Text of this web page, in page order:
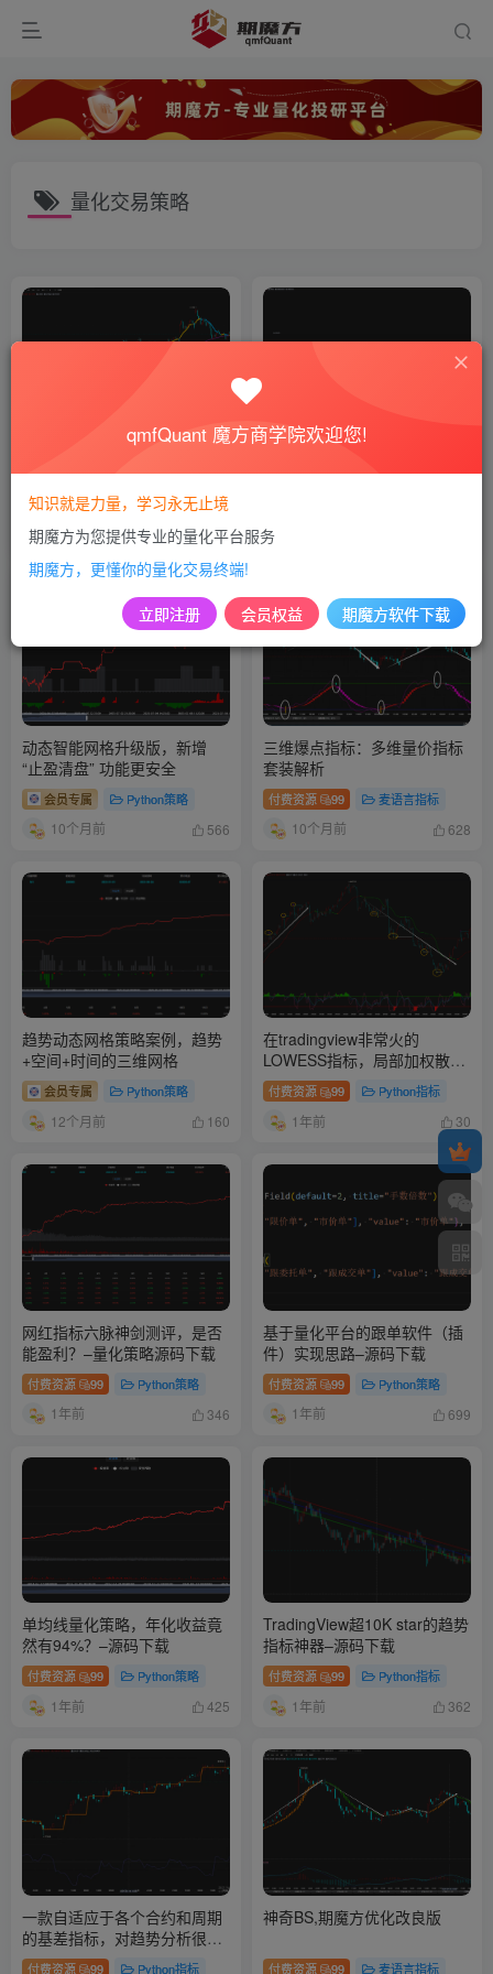
量化交易策略
标
付费资源 99 麦语言指标
10个月前 968
把交易信号做到极致
动态智能网格升级版，新增
“止盈清盘” 功能更安全
会员专属 Python策略
10个月前 566
三维爆点指标：多维量价指标
套装解析
付费资源 99 麦语言指标
10个月前 628
趋势动态网格策略案例，趋势
+空间+时间的三维网格
会员专属 Python策略
12个月前 160
在tradingview非常火的
LOWESS指标，局部加权散点
图平滑–源码下载
付费资源 99 Python指标
1年前 30
网红指标六脉神剑测评，是否
能盈利？–量化策略源码下载
付费资源 99 Python策略
1年前 346
基于量化平台的跟单软件（插
件）实现思路–源码下载
付费资源 99 Python策略
1年前 699
单均线量化策略，年化收益竟
然有94%？–源码下载
付费资源 99 Python策略
1年前 425
TradingView超10K star的趋势
指标神器–源码下载
付费资源 99 Python指标
1年前 362
一款自适应于各个合约和周期
的基差指标，对趋势分析很有
帮助—源码下载
付费资源 99 Python指标
神奇BS,期魔方优化改良版
付费资源 99 麦语言指标
qmfQuant 魔方商学院欢迎您!
知识就是力量，学习永无止境
期魔方为您提供专业的量化平台服务
期魔方，更懂你的量化交易终端!
立即注册 会员权益 期魔方软件下载